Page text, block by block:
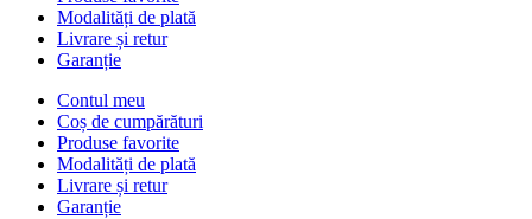
Modalități de plată
Livrare și retur
Garanție
Contul meu
Coș de cumpărături
Produse favorite
Modalități de plată
Livrare și retur
Garanție